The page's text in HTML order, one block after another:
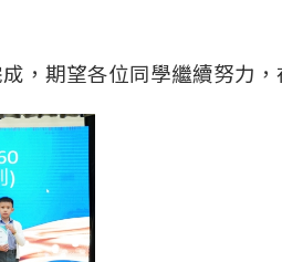
，期望各位同學繼續努力